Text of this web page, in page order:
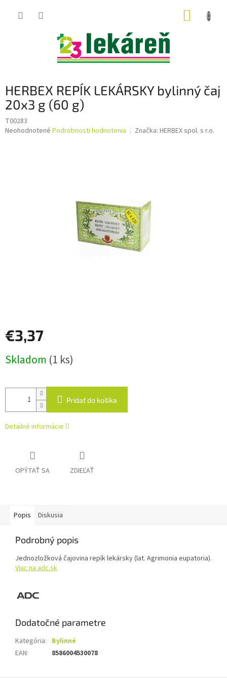
HERBEX REPÍK LEKÁRSKY bylinný čaj
20x3 g (60 g)
T00283
Priemerné
Neohodnotené Podrobnosti hodnotenia Značka: HERBEX spol. s r.o.
€3,37
cena:
Skladom (1 ks)
Pridať do košíka
Detailné informácie
OPÝTAŤ SA ZDIEĽAŤ
Popis Diskusia
Podrobný popis
Jednozložková čajovina repík lekársky (lat. Agrimonia eupatoria).
Viac na adc.sk
Dodatočné parametre
Kategória: Bylinné
EAN: 8586004530078